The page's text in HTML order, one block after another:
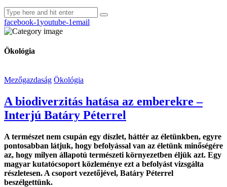
facebook-1youtube-1email
Ökológia
Mezőgazdaság Ökológia
A biodiverzitás hatása az emberekre –
Interjú Batáry Péterrel
A természet nem csupán egy díszlet, háttér az életünkben, egyre
pontosabban látjuk, hogy befolyással van az életünk minőségére
az, hogy milyen állapotú természeti környezetben éljük azt. Egy
magyar kutatócsoport közleménye ezt a befolyást vizsgálta
részletesen. A csoport vezetőjével, Batáry Péterrel
beszélgettünk.